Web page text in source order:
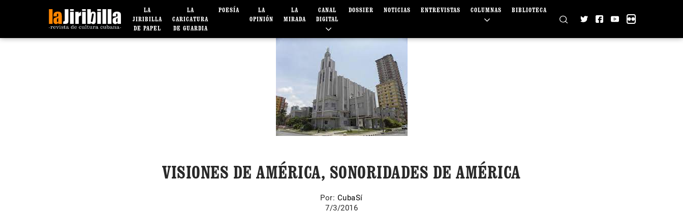
LA
JIRIBILLA
DE PAPEL
LA
CARICATURA
DE GUARDIA
POESÍA
LA
OPINIÓN
LA
MIRADA
CANAL
DIGITAL
DOSSIER NOTICIAS ENTREVISTAS COLUMNAS BIBLIOTECA
VISIONES DE AMÉRICA, SONORIDADES DE AMÉRICA
Por: CubaSí
7/3/2016